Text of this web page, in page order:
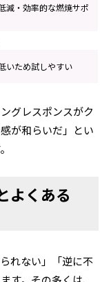
減・効率的な燃焼サポ
いため試しやすい
グレスポンスがク
が和らいだ」とい
よくある
れない」「逆に不